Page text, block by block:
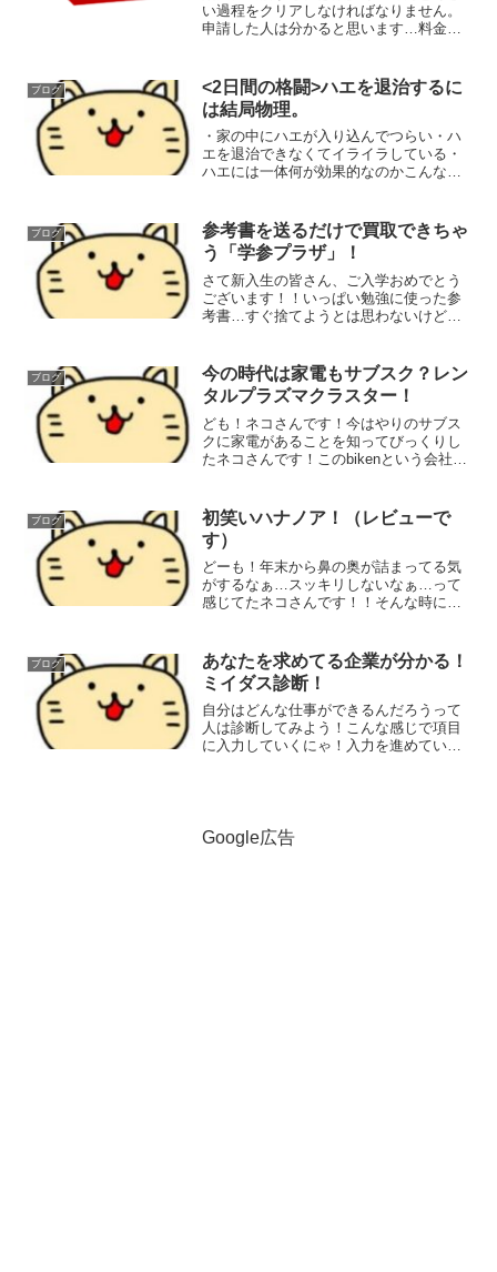
い過程をクリアしなければなりません。
申請した人は分かると思います…料金の
みに僕は担当が悪かったせいで無駄に時
間がかかりその時点でや...
ブログ
<2日間の格闘>ハエを退治するに
は結局物理。
・家の中にハエが入り込んでつらい・ハ
エを退治できなくてイライラしている・
ハエには一体何が効果的なのかこんな人
にして叩くのが最強これです。ここから
は僕ら家族が土曜日・日曜...
ブログ
参考書を送るだけで買取できちゃ
う「学参プラザ」！
さて新入生の皆さん、ご入学おめでとう
ございます！！いっぱい勉強に使った参
考書…すぐ捨てようとは思わないけど置
を売ったお金で違う参考書の足しに出来
たら効率的じゃない？？お...
ブログ
今の時代は家電もサブスク？レン
タルプラズマクラスター！
ども！ネコさんです！今はやりのサブス
クに家電があることを知ってびっくりし
たネコさんです！このbikenという会社は
まとめてみたから良かったら検討してみ
てね！bikenの...
ブログ
初笑いハナノア！（レビューで
す）
どーも！年末から鼻の奥が詰まってる気
がするなぁ…スッキリしないなぁ…って
感じてたネコさんです！！そんな時にあ
買ってみよう!」って思って買いに行った
のにゃ！思ってたよ...
ブログ
あなたを求めてる企業が分かる！
ミイダス診断！
自分はどんな仕事ができるんだろうって
人は診断してみよう！こんな感じで項目
に入力していくにゃ！入力を進めていく
Google広告